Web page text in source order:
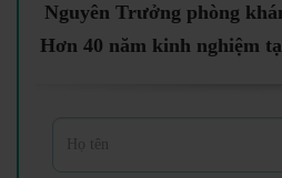
Nguyên Trưởng phòng
Hơn 40 năm kinh nghiệm